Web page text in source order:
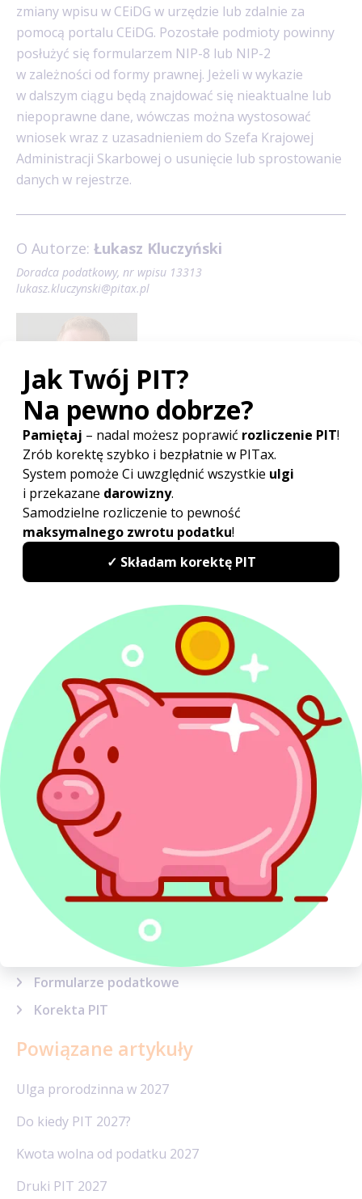
zmiany wpisu w CEiDG w urzędzie lub zdalnie za
pomocą portalu CEiDG. Pozostałe podmioty powinny
posłużyć się formularzem NIP-8 lub NIP-2
w zależności od formy prawnej. Jeżeli w wykazie
w dalszym ciągu będą znajdować się nieaktualne lub
niepoprawne dane, wówczas można wystosować
wniosek wraz z uzasadnieniem do Szefa Krajowej
Administracji Skarbowej o usunięcie lub sprostowanie
danych w rejestrze.
O Autorze: Łukasz Kluczyński
Doradca podatkowy, nr wpisu 13313
lukasz.kluczynski@pitax.pl
Doradca podatkowy, absolwent Uniwersytetu Ekonomicznego
w Poznaniu. Prowadzi biuro rachunkowe i kancelarię
doradztwa podatkowego. Ma wieloletnie doświadczenie
w dziedzinie podatków, rachunkowości oraz kadr i płac. (...)
więcej...
Poradnik
PIT - podstawowe informacje
Ulgi i odliczenia
Etat, zlecenie i dzieło
Działalność gospodarcza
ZUS i ubezpieczenia
Emerytury i renty
Dochody z zagranicy
Najem
Kredyty w PIT
Dochody inwestycyjne
Sytuacje podatkowe
Terminy, wskaźniki i stawki
Sprawy urzędowe
Formularze podatkowe
Korekta PIT
Powiązane artykuły
Ulga prorodzinna w 2027
Do kiedy PIT 2027?
Kwota wolna od podatku 2027
Druki PIT 2027